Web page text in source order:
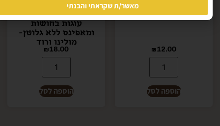
קמח לחם T630
₪12.00
הוספה לסל
תערובת לאפיית
עוגות בחושות
ומאפינס ללא גלוטן-
מולינו ורוד
₪18.00
הוספה לסל
מאשר/ת שקראתי והבנתי